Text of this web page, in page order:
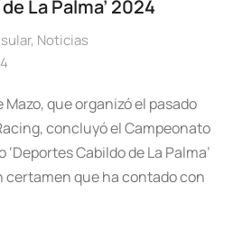
La Palma’ 2024
, Noticias
Mazo, que organizó el pasado
concluyó el Campeonato
Cabildo de La Palma’
certamen que ha contado con